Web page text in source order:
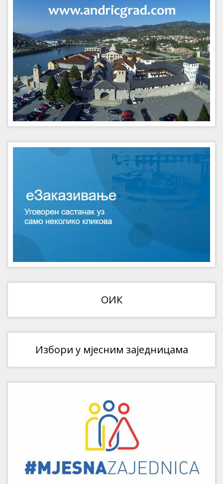
ОИК
Избори у мјесним заједницама